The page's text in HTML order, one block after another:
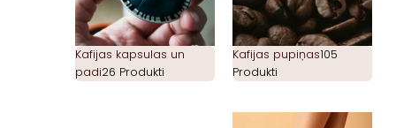
Kafijas kapsulas un
padi26 Produkti
Kafijas pupiņas105
Produkti